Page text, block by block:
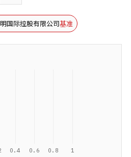
国际控股有限公司基准